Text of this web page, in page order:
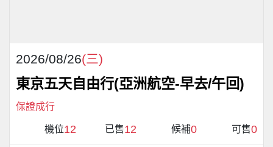
2026/08/26(三)
東京五天自由行(亞洲航空-早去/午回)
保證成行
機位12 已售12 候補0 可售0